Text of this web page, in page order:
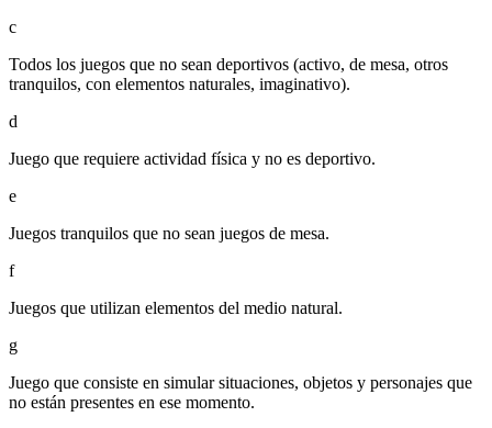
c
Todos los juegos que no sean deportivos (activo, de mesa, otros
tranquilos, con elementos naturales, imaginativo).
d
Juego que requiere actividad física y no es deportivo.
e
Juegos tranquilos que no sean juegos de mesa.
f
Juegos que utilizan elementos del medio natural.
g
Juego que consiste en simular situaciones, objetos y personajes que
no están presentes en ese momento.